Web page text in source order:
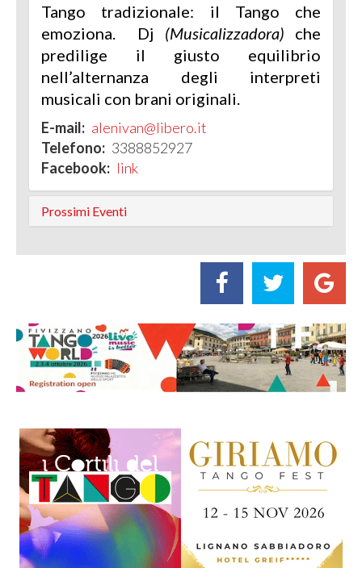
Tango tradizionale: il Tango che
emoziona. Dj (Musicalizzadora) che
predilige il giusto equilibrio
nell’alternanza degli interpreti
musicali con brani originali.
E-mail: alenivan@libero.it
Telefono: 3388852927
Facebook: link
Prossimi Eventi